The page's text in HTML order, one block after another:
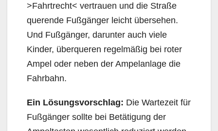
>Fahrtrecht< vertrauen und die Straße
querende Fußgänger leicht übersehen.
Und Fußgänger, darunter auch viele
Kinder, überqueren regelmäßig bei roter
Ampel oder neben der Ampelanlage die
Fahrbahn.
Ein Lösungsvorschlag: Die Wartezeit für
Fußgänger sollte bei Betätigung der